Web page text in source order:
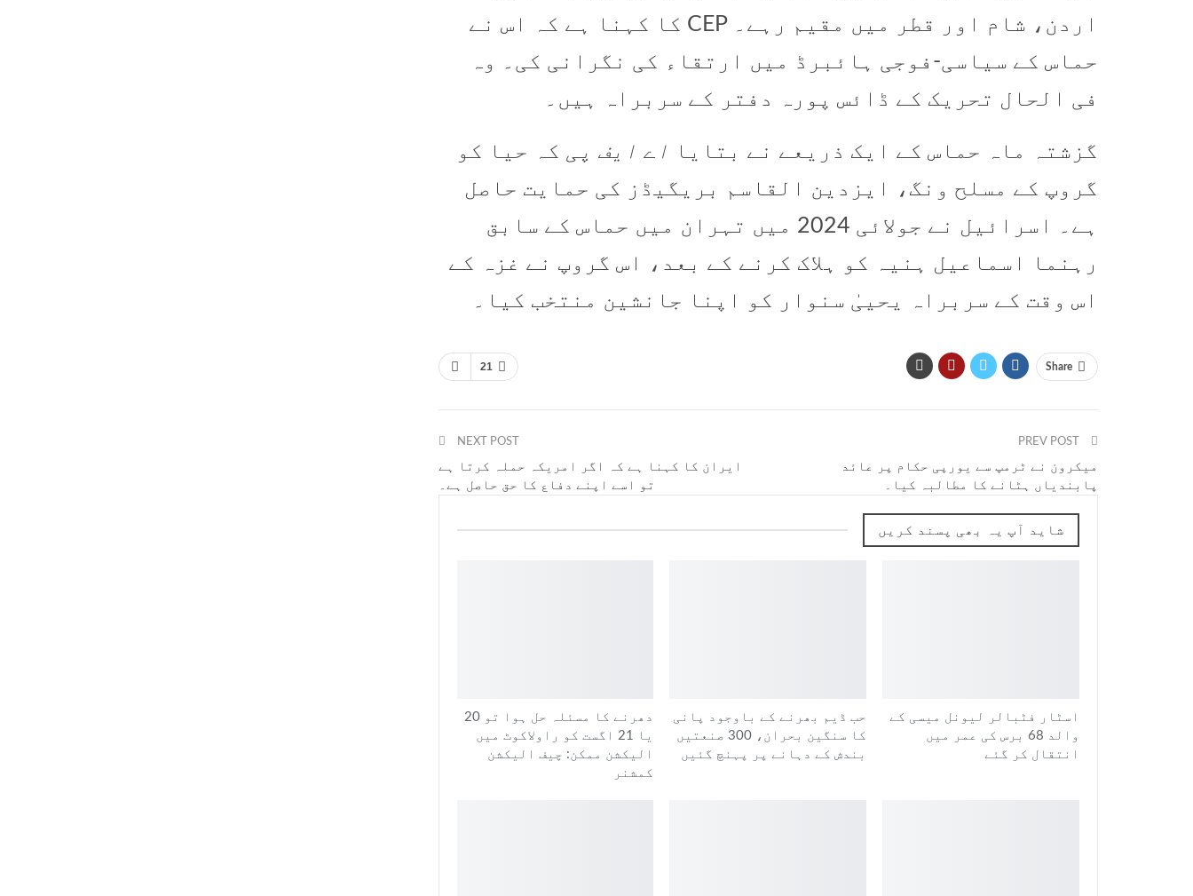
اردن، شام اور قطر میں مقیم رہے۔ CEP کا کہنا ہے کہ اس نے
حماس کے سیاسی-فوجی ہائبرڈ میں ارتقاء کی نگرانی کی۔ وہ
فی الحال تحریک کے ڈائس پورہ دفتر کے سربراہ ہیں۔
گزشتہ ماہ حماس کے ایک ذریعے نے بتایا اے ایف پی کہ حیا کو
گروپ کے مسلح ونگ، ایزدین القاسم بریگیڈز کی حمایت حاصل
ہے۔ اسرائیل نے جولائی 2024 میں تہران میں حماس کے سابق
رہنما اسماعیل ہنیہ کو ہلاک کرنے کے بعد، اس گروپ نے غزہ کے
اس وقت کے سربراہ یحییٰ سنوار کو اپنا جانشین منتخب کیا۔
21 Share
میکرون نے ٹرمپ سے یورپی حکام پر عائد
پابندیاں ہٹانے کا مطالبہ کیا۔
NEXT POST
ایران کا کہنا ہے کہ اگر امریکہ حملہ کرتا ہے
تو اسے اپنے دفاع کا حق حاصل ہے۔
شاید آپ یہ بھی پسند کریں
اسٹار فٹبالر لیونل میسی کے
والد 68 برس کی عمر میں
انتقال کر گئے
حب ڈیم بھرنے کے باوجود پانی
کا سنگین بحران، 300 صنعتیں
بندش کے دہانے پر پہنچ گئیں
دھرنے کا مسئلہ حل ہوا تو 20
یا 21 اگست کو راولاکوٹ میں
الیکشن ممکن: چیف الیکشن
کمشنر